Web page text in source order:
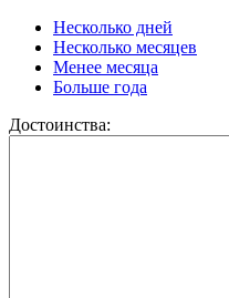
Несколько дней
Несколько месяцев
Менее месяца
Больше года
Достоинства: